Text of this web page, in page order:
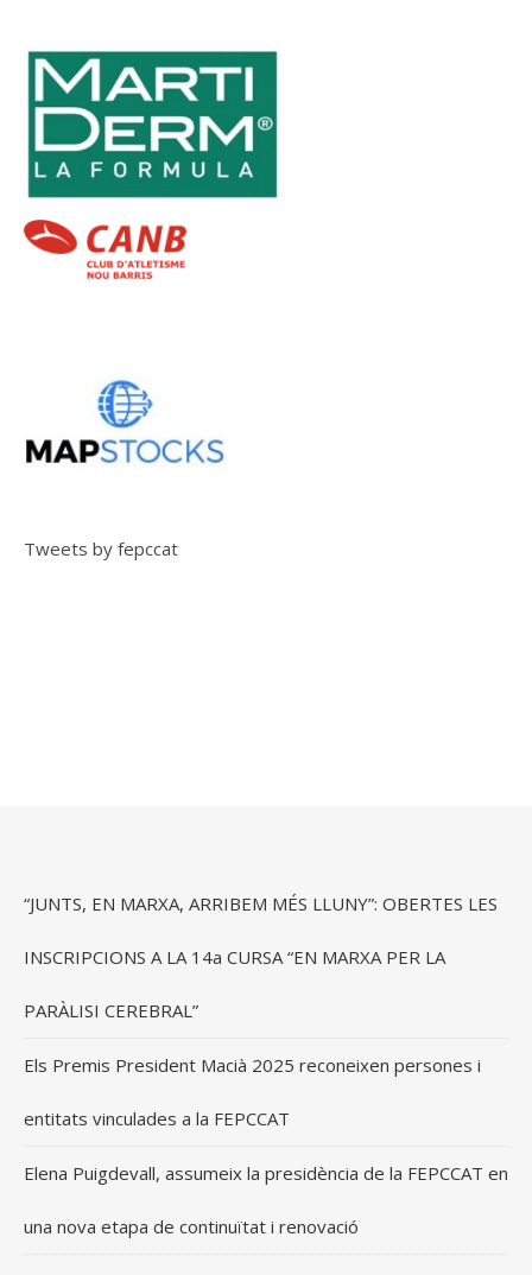
Tweets by fepccat
“JUNTS, EN MARXA, ARRIBEM MÉS LLUNY”: OBERTES LES
INSCRIPCIONS A LA 14a CURSA “EN MARXA PER LA
PARÀLISI CEREBRAL”
Els Premis President Macià 2025 reconeixen persones i
entitats vinculades a la FEPCCAT
Elena Puigdevall, assumeix la presidència de la FEPCCAT en
una nova etapa de continuïtat i renovació